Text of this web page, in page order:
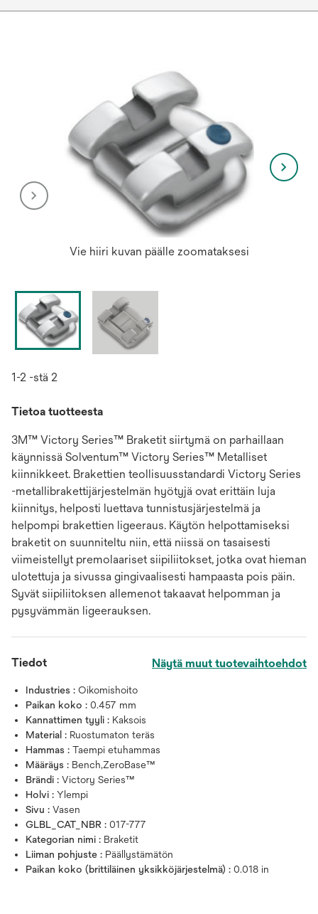
Vie hiiri kuvan päälle zoomataksesi
1-2 -stä 2
Tietoa tuotteesta
3M™ Victory Series™ Braketit siirtymä on parhaillaan
käynnissä Solventum™ Victory Series™ Metalliset
kiinnikkeet. Brakettien teollisuusstandardi Victory Series
-metallibrakettijärjestelmän hyötyjä ovat erittäin luja
kiinnitys, helposti luettava tunnistusjärjestelmä ja
helpompi brakettien ligeeraus. Käytön helpottamiseksi
braketit on suunniteltu niin, että niissä on tasaisesti
viimeistellyt premolaariset siipiliitokset, jotka ovat hieman
ulotettuja ja sivussa gingivaalisesti hampaasta pois päin.
Syvät siipiliitoksen allemenot takaavat helpomman ja
pysyvämmän ligeerauksen.
Tiedot Näytä muut tuotevaihtoehdot
Industries : Oikomishoito
Paikan koko : 0.457 mm
Kannattimen tyyli : Kaksois
Material : Ruostumaton teräs
Hammas : Taempi etuhammas
Määräys : Bench,ZeroBase™
Brändi : Victory Series™
Holvi : Ylempi
Sivu : Vasen
GLBL_CAT_NBR : 017-777
Kategorian nimi : Braketit
Liiman pohjuste : Päällystämätön
Paikan koko (brittiläinen yksikköjärjestelmä) : 0.018 in